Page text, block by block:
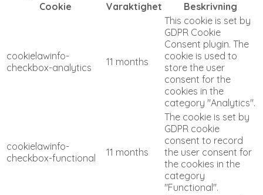
Cookie
Varaktighet Beskrivning
cookielawinfo-
checkbox-analytics
11 months
This cookie is set by
GDPR Cookie
Consent plugin. The
cookie is used to
store the user
consent for the
cookies in the
category "Analytics".
cookielawinfo-
checkbox-functional
11 months
The cookie is set by
GDPR cookie
consent to record
the user consent for
the cookies in the
category
"Functional".